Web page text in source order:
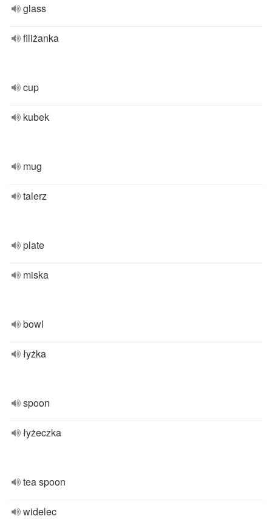
glass
filiżanka
cup
kubek
mug
talerz
plate
miska
bowl
łyżka
spoon
łyżeczka
tea spoon
widelec